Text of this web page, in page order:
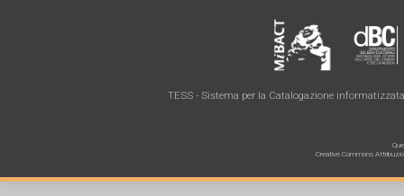
TESS - Sistema per la Catalogazione
Creative Commons